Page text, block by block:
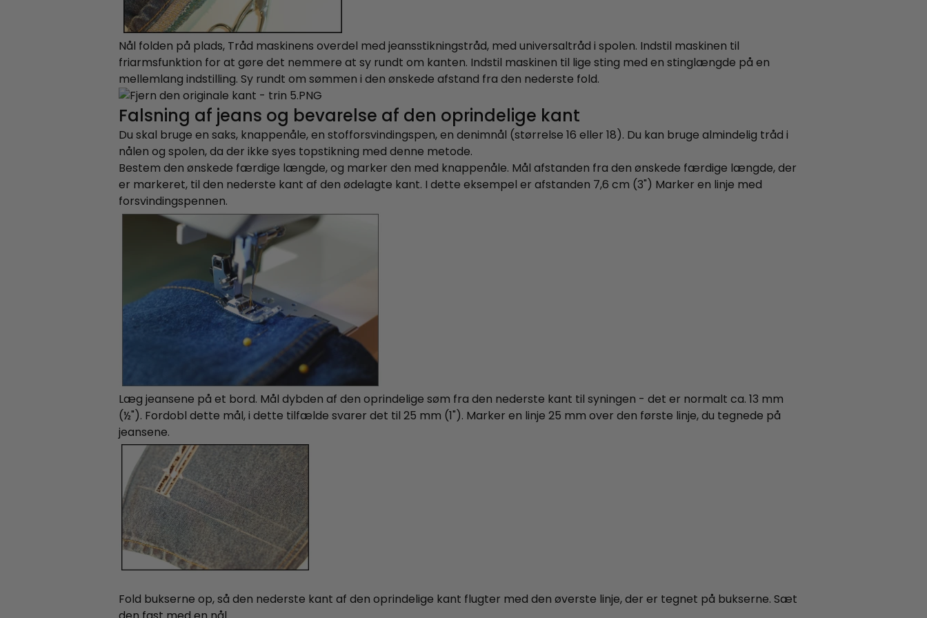
Nål folden på plads, Tråd maskinens overdel med jeansstikningstråd, med universaltråd i spolen. Indstil maskinen til
friarmsfunktion for at gøre det nemmere at sy rundt om kanten. Indstil maskinen til lige sting med en stinglængde på en
mellemlang indstilling. Sy rundt om sømmen i den ønskede afstand fra den nederste fold.
Falsning af jeans og bevarelse af den oprindelige kant
Du skal bruge en saks, knappenåle, en stofforsvindingspen, en denimnål (størrelse 16 eller 18). Du kan bruge almindelig tråd i
nålen og spolen, da der ikke syes topstikning med denne metode.
Bestem den ønskede færdige længde, og marker den med knappenåle. Mål afstanden fra den ønskede færdige længde, der
er markeret, til den nederste kant af den ødelagte kant. I dette eksempel er afstanden 7,6 cm (3") Marker en linje med
forsvindingspennen.
Læg jeansene på et bord. Mål dybden af den oprindelige søm fra den nederste kant til syningen - det er normalt ca. 13 mm
(½"). Fordobl dette mål, i dette tilfælde svarer det til 25 mm (1"). Marker en linje 25 mm over den første linje, du tegnede på
jeansene.
Fold bukserne op, så den nederste kant af den oprindelige kant flugter med den øverste linje, der er tegnet på bukserne. Sæt